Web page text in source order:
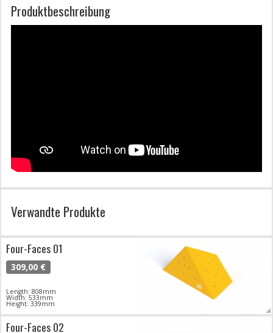
Produktbeschreibung
Verwandte Produkte
Four-Faces 01
309,00 €
Length: 808mm
Width: 533mm
Height: 339mm
Four-Faces 02